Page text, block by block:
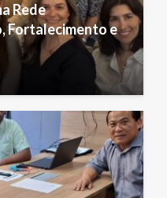
Rede
Fortalecimento e